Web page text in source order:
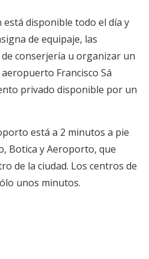
está disponible todo el día y
de equipaje, las
conserjería u organizar un
Francisco Sá
privado disponible por un
está a 2 minutos a pie
Botica y Aeroporto, que
de la ciudad. Los centros de
unos minutos.